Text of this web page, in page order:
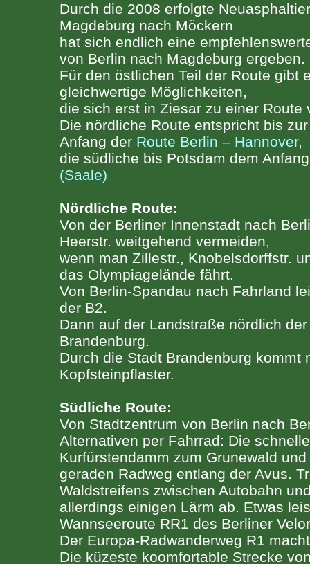
Durch die 2008 erfolgte
Magdeburg nach Möckern
hat sich endlich eine
von Berlin nach Magdeburg ergeben.
Für den östlichen Teil der Route gibt
gleichwertige Möglichkeiten,
die sich erst in Ziesar zu einer Route
Die nördliche Route entspricht bis
Anfang der Route Berlin – Hannover,
die südliche bis Potsdam dem
(Saale)
Nördliche Route:
Von der Berliner Innenstadt nach
Heerstr. weitgehend vermeiden,
wenn man Zillestr., Knobelsdorffstr.
das Olympiagelände fährt.
Von Berlin-Spandau nach Fahrland
der B2.
Dann auf der Landstraße nördlich
Brandenburg.
Durch die Stadt Brandenburg kommt
Kopfsteinpflaster.
Südliche Route:
Von Stadtzentrum von Berlin nach
Alternativen per Fahrrad: Die
Kurfürstendamm zum Grunewald
geraden Radweg entlang der Avus.
Waldstreifens zwischen Autobahn
allerdings einigen Lärm ab. Etwas
Wannseeroute RR1 des Berliner
Der Europa-Radwanderweg R1
Die küzeste koomfortable Strecke